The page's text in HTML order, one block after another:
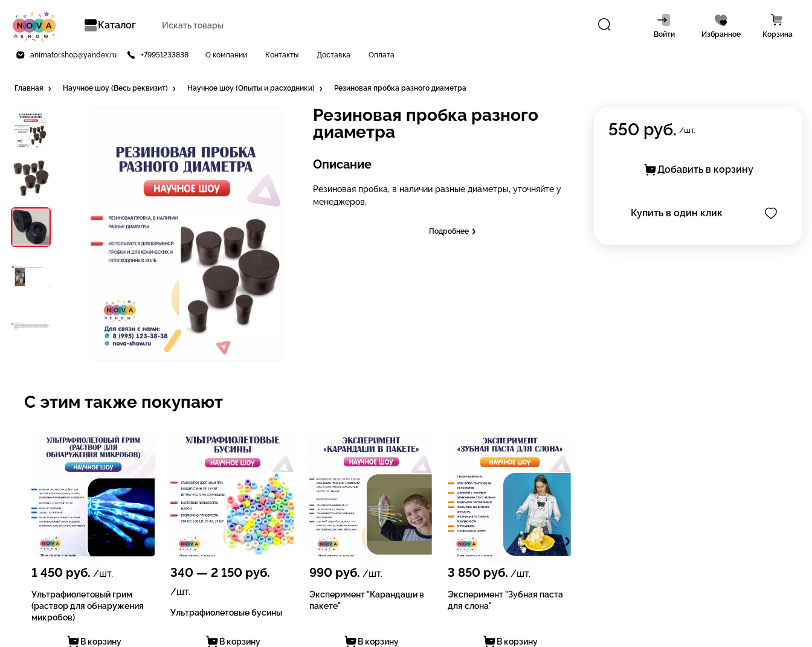
Каталог
Войти Избранное Корзина
animator.shop@yandex.ru +79951233838 О компании Контакты Доставка Оплата
Главная Научное шоу (Весь реквизит) Научное шоу (Опыты и расходники) Резиновая пробка разного диаметра
Резиновая пробка разного
диаметра
Описание
Резиновая пробка, в наличии разные диаметры, уточняйте у
менеджеров.
Подробнее
С этим также покупают
1 450 руб. /шт.
Ультрафиолетовый грим
(раствор для обнаружения
микробов)
В корзину
340— 2 150руб.
/шт.
Ультрафиолетовые бусины
В корзину
990руб. /шт.
Эксперимент "Карандаши в
пакете"
В корзину
3 850 руб. /шт.
Эксперимент "Зубная паста
для слона"
В корзину
550 руб. /шт.
Добавить в корзину
Купить в один клик